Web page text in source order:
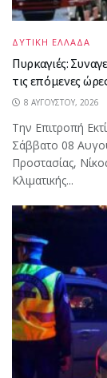
ΔΥΤΙΚΗ ΕΛΛΑΔΑ
Πυρκαγιές:
τις επόμενες
8 ΑΥΓΟΎΣΤΟΥ, 2026
Την Επιτροπή
Σάββατο 08
Προστασίας,
Κλιματικής...